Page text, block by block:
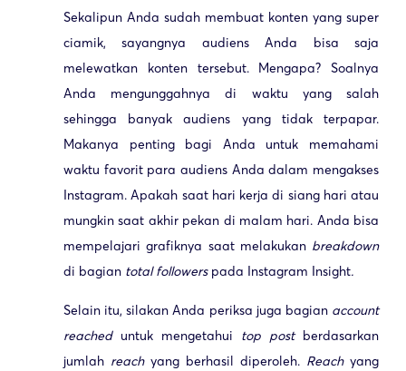
Sekalipun Anda sudah membuat konten yang super
ciamik, sayangnya audiens Anda bisa saja
melewatkan konten tersebut. Mengapa? Soalnya
Anda mengunggahnya di waktu yang salah
sehingga banyak audiens yang tidak terpapar.
Makanya penting bagi Anda untuk memahami
waktu favorit para audiens Anda dalam mengakses
Instagram. Apakah saat hari kerja di siang hari atau
mungkin saat akhir pekan di malam hari. Anda bisa
mempelajari grafiknya saat melakukan breakdown
di bagian total followers pada Instagram Insight.
Selain itu, silakan Anda periksa juga bagian account
reached untuk mengetahui top postberdasarkan
jumlah reachyang berhasil diperoleh. Reachyang